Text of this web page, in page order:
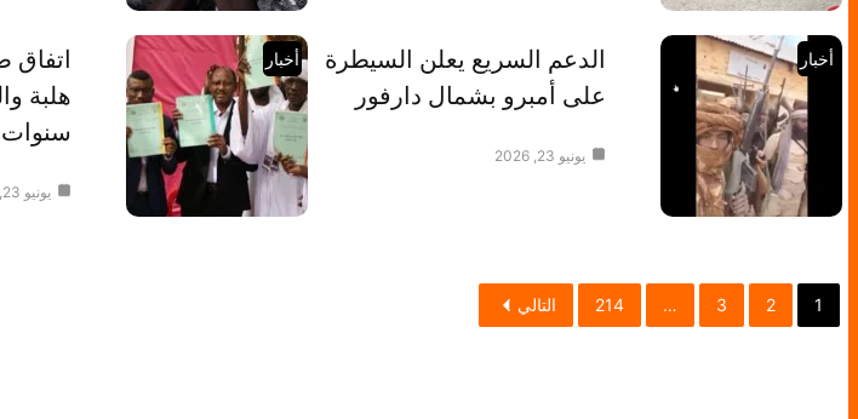
أخبار
الدعم السريع يعلن السيطرة
على أمبرو بشمال دارفور
يونيو 23, 2026
أخبار
اتفاق
هلبة
سنوات
يونيو 23, 2026
1
2
3
…
214 التالي